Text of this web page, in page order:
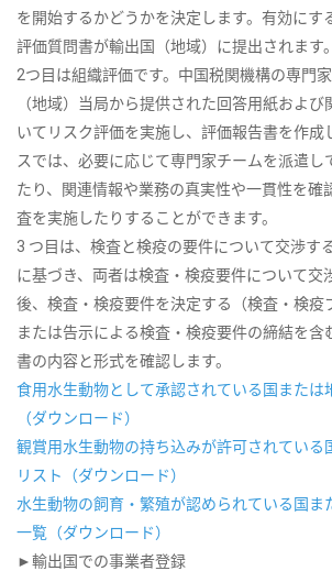
を開始するかどうかを決定します。有効にす
評価質問書が輸出国（地域）に提出されます。
2つ目は組織評価です。中国税関機構の専門
（地域）当局から提供された回答用紙およ
いてリスク評価を実施し、評価報告書を作成
スでは、必要に応じて専門家チームを派遣し
たり、関連情報や業務の真実性や一貫性を確
査を実施したりすることができます。
3 つ目は、検査と検疫の要件について交渉す
に基づき、両者は検査・検疫要件について交
後、検査・検疫要件を決定する（検査・検疫
または告示による検査・検疫要件の締結を含
書の内容と形式を確認します。
食用水生動物として承認されている国または
（ダウンロード）
観賞用水生動物の持ち込みが許可されている
リスト（ダウンロード）
水生動物の飼育・繁殖が認められている国ま
一覧（ダウンロード）
►輸出国での事業者登録